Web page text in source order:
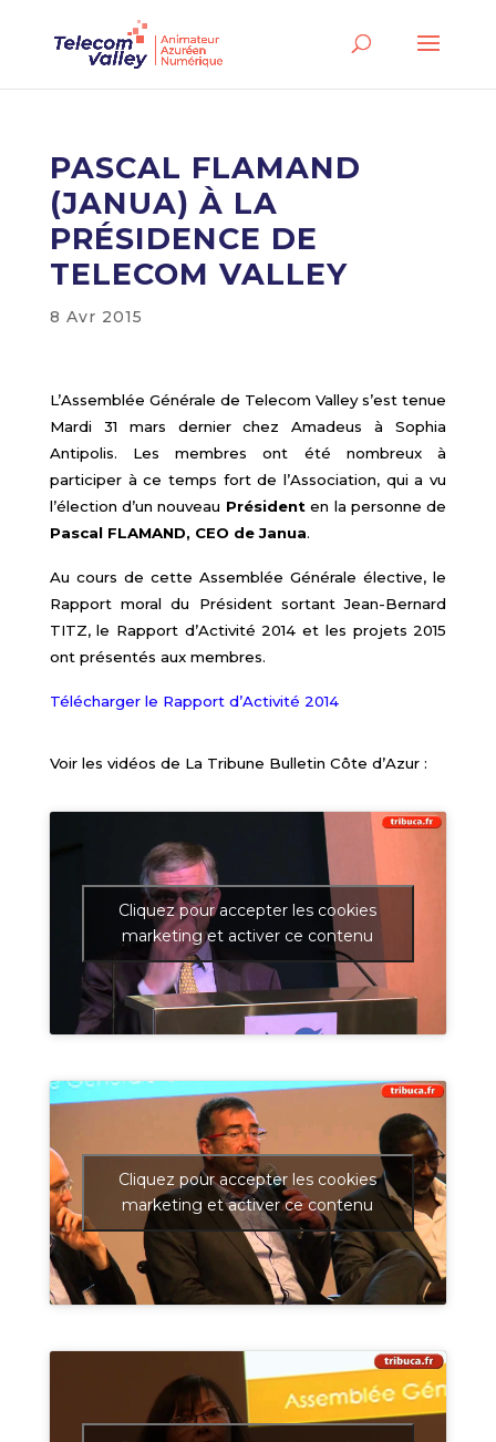
PASCAL FLAMAND
(JANUA) À LA
PRÉSIDENCE DE
TELECOM VALLEY
8 Avr 2015
L’Assemblée Générale de Telecom Valley s’est tenue
Mardi 31 mars dernier chez Amadeus à Sophia
Antipolis. Les membres ont été nombreux à
participer à ce temps fort de l’Association, qui a vu
l’élection d’un nouveau Présidenten la personne de
Pascal FLAMAND, CEO de Janua.
Au cours de cette Assemblée Générale élective, le
Rapport moral du Président sortant Jean-Bernard
TITZ, le Rapport d’Activité 2014 et les projets 2015
ont présentés aux membres.
Télécharger le Rapport d’Activité 2014
Voir les vidéos de La Tribune Bulletin Côte d’Azur :
Cliquez pour accepter les cookies
marketing et activer ce contenu
Cliquez pour accepter les cookies
marketing et activer ce contenu